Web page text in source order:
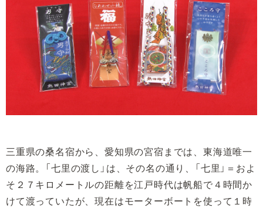
三重県の桑名宿から、愛知県の宮宿までは、東海道唯一
の海路。「七里の渡し」は、その名の通り、「七里」＝およ
そ２７キロメートルの距離を江戸時代は帆船で４時間か
けて渡っていたが、現在はモーターボートを使って１時